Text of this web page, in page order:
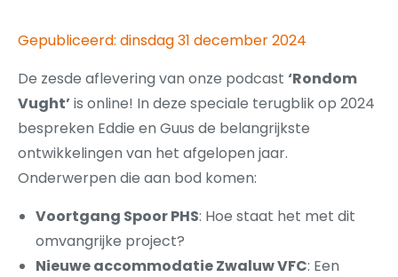
Gepubliceerd: dinsdag 31 december 2024
De zesde aflevering van onze podcast ‘Rondom
Vught’is online! In deze speciale terugblik op 2024
bespreken Eddie en Guus de belangrijkste
ontwikkelingen van het afgelopen jaar.
Onderwerpen die aan bod komen:
Voortgang Spoor PHS: Hoe staat het met dit
omvangrijke project?
Nieuwe accommodatie Zwaluw VFC: Een